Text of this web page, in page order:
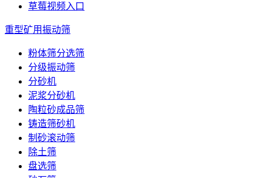
草莓视频入口
重型矿用振动筛
粉体筛分选筛
分级振动筛
分砂机
泥浆分砂机
陶粒砂成品筛
铸造筛砂机
制砂滚动筛
除土筛
盘选筛